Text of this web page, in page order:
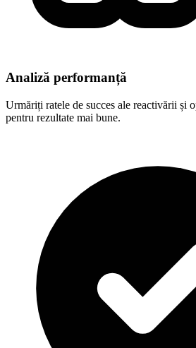
Analiză performanță
Urmăriți ratele de succes ale reactivării și
pentru rezultate mai bune.